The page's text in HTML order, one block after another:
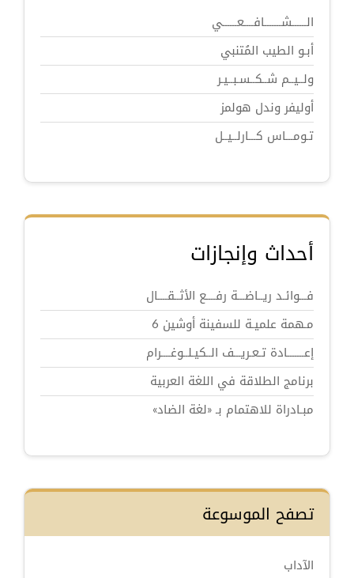
الــــــشـــــــافــــعــــــي
أبـو الطيب المُتنبي
ولــيــم شــكــسـبــيـر
أوليفر وندل هولمز
تـومـــاس كـــارلــيــل
أحداث وإنجازات
فـــوائـد ريــاضـــة رفــــع الأثــقــــال
مـهمة علميـة للسفينة أوشين 6
إعـــــــادة تـعـريـــف الــكيـلــوغــــرام
برنامج الطلاقة في اللغة العربية
مبـادراة للاهتمام بـ «لغة الضاد»
تصفح الموسوعة
الآداب